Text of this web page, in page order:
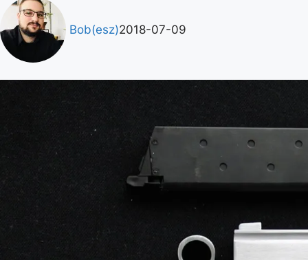
Bob(esz)2018-07-09